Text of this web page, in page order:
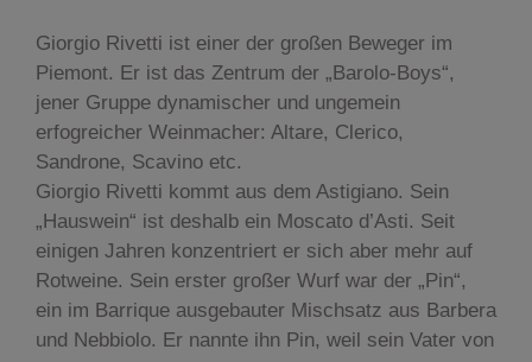
Giorgio Rivetti ist einer der großen Beweger im
Piemont. Er ist das Zentrum der „Barolo-Boys“,
jener Gruppe dynamischer und ungemein
erfogreicher Weinmacher: Altare, Clerico,
Sandrone, Scavino etc.
Giorgio Rivetti kommt aus dem Astigiano. Sein
„Hauswein“ ist deshalb ein Moscato d’Asti. Seit
einigen Jahren konzentriert er sich aber mehr auf
Rotweine. Sein erster großer Wurf war der „Pin“,
ein im Barrique ausgebauter Mischsatz aus Barbera
und Nebbiolo. Er nannte ihn Pin, weil sein Vater von